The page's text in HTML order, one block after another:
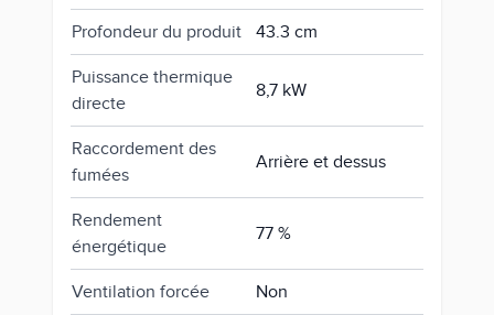
Profondeur du produit 43.3 cm
Puissance thermique
directe
8,7 kW
Raccordement des
fumées
Arrière et dessus
Rendement
énergétique
77 %
Ventilation forcée Non